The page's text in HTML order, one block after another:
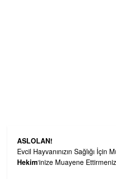
ASLOLAN!
Evcil Hayvanınızın Sağlığı İçin
Hekim‘inize Muayene